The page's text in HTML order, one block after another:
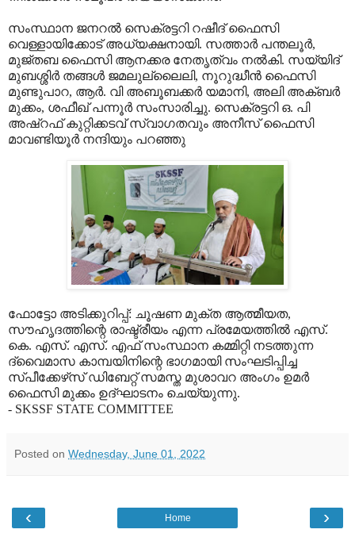
സംസ്ഥാന ജനറല്‍ സെക്രട്ടറി റഷീദ് ഫൈസി
വെള്ളായിക്കോട് അധ്യക്ഷനായി. സത്താര്‍ പന്തലൂര്‍,
മുജ്തബ ഫൈസി ആനക്കര നേതൃത്വം നല്‍കി. സയ്യിദ്
മുബശ്ശിര്‍ തങ്ങള്‍ ജമലുല്ലൈലി, നൂറുദ്ധീന്‍ ഫൈസി
മുണ്ടുപാറ, ആര്‍. വി അബൂബക്കര്‍ യമാനി, അലി അക്ബര്‍
മുക്കം, ശഫീഖ് പന്നൂര്‍ സംസാരിച്ചു. സെക്രട്ടറി ഒ. പി
അഷ്‌റഫ് കുറ്റിക്കടവ് സ്വാഗതവും അനീസ് ഫൈസി
മാവണ്ടിയൂര്‍ നന്ദിയും പറഞ്ഞു
ഫോട്ടോ അടിക്കുറിപ്പ്: ചൂഷണ മുക്ത ആത്മീയത,
സൗഹൃദത്തിന്റെ രാഷ്ട്രീയം എന്ന പ്രമേയത്തില്‍ എസ്.
കെ. എസ്. എസ്. എഫ് സംസ്ഥാന കമ്മിറ്റി നടത്തുന്ന
ദ്വൈമാസ കാമ്പയിനിന്റെ ഭാഗമായി സംഘടിപ്പിച്ച
സ്പീക്കേഴ്‌സ് ഡിബേറ്റ് സമസ്ത മുശാവറ അംഗം ഉമര്‍
ഫൈസി മുക്കം ഉദ്ഘാടനം ചെയ്യുന്നു.
- SKSSF STATE COMMITTEE
Posted on Wednesday, June 01, 2022
‹ ›
Home